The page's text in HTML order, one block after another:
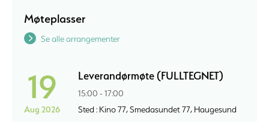
Møteplasser
Se alle arrangementer
19
Aug 2026
Leverandørmøte (FULLTEGNET)
15:00 - 17:00
Sted : Kino 77, Smedasundet 77, Haugesund